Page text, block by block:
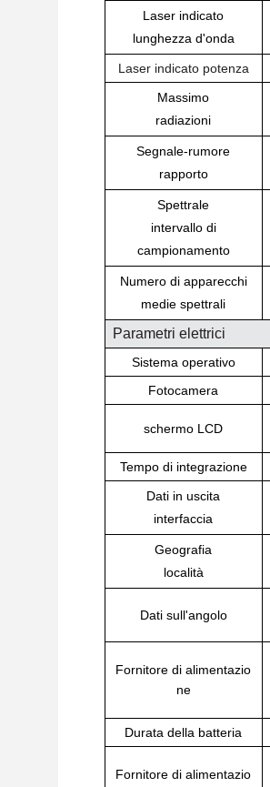
Laser indicato
lunghezza d'onda
Laser indicato potenza
Massimo
radiazioni
Segnale-rumore
rapporto
Spettrale
intervallo di
campionamento
Numero di apparecchi
medie spettrali
Parametri elettrici
Sistema operativo
Fotocamera
schermo LCD
Tempo di integrazione
Dati in uscita
interfaccia
Geografia
località
Dati sull'angolo
Fornitore di alimentazio
ne
Durata della batteria
Fornitore di alimentazio